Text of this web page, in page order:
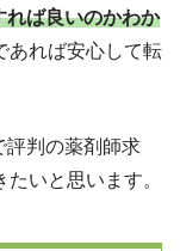
れば良いのかわか
あれば安心して転
評判の薬剤師求
いと思います。